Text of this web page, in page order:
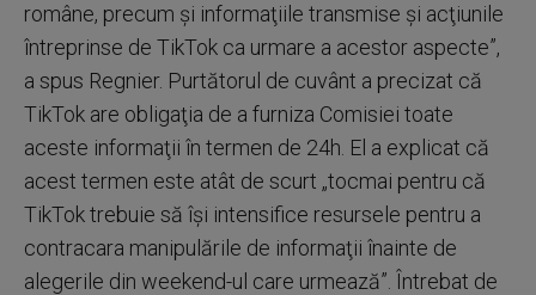
române, precum şi informaţiile transmise şi acţiunile
întreprinse de TikTok ca urmare a acestor aspecte”,
a spus Regnier. Purtătorul de cuvânt a precizat că
TikTok are obligaţia de a furniza Comisiei toate
aceste informaţii în termen de 24h. El a explicat că
acest termen este atât de scurt „tocmai pentru că
TikTok trebuie să îşi intensifice resursele pentru a
contracara manipulările de informaţii înainte de
alegerile din weekend-ul care urmează”. Întrebat de